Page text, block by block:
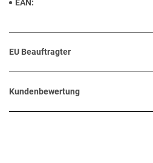
EAN
EU Beauftragter
Kundenbewertung